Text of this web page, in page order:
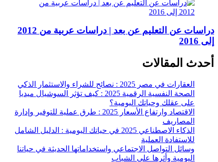
دراسات عن التعليم عن بعد | دراسات عربية من 2012
إلى 2016
أحدث المقالات
العقارات في مصر 2025 : نصائح للشراء والاستثمار الذكي
الصحة النفسية الرقمية 2025 : كيف تؤثر السوشيال ميديا
على عقلك وحياتك اليومية؟
الاقتصاد وارتفاع الأسعار 2025 : طرق عملية للتوفير وإدارة
المصاريف
الذكاء الاصطناعي 2025 في حياتك اليومية : الدليل الشامل
للاستفادة العملية
وسائل التواصل الاجتماعي واستخداماتها الحديثة في حياتنا
اليومية وأثرها على الشباب